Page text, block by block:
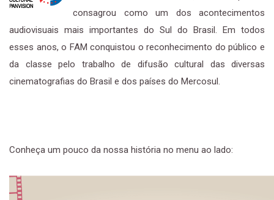
consagrou como um dos acontecimentos
audiovisuais mais importantes do Sul do Brasil. Em todos
esses anos, o FAM conquistou o reconhecimento do público e
da classe pelo trabalho de difusão cultural das diversas
cinematografias do Brasil e dos países do Mercosul.
Conheça um pouco da nossa história no menu ao lado: